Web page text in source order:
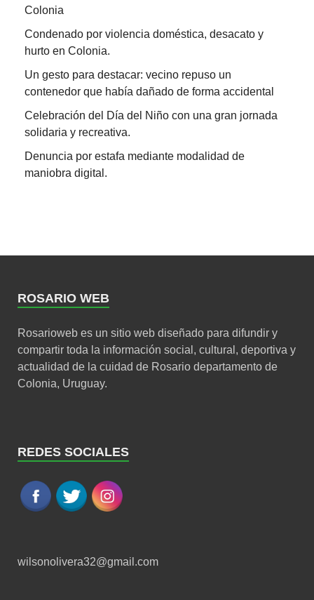
Colonia
Condenado por violencia doméstica, desacato y
hurto en Colonia.
Un gesto para destacar: vecino repuso un
contenedor que había dañado de forma accidental
Celebración del Día del Niño con una gran jornada
solidaria y recreativa.
Denuncia por estafa mediante modalidad de
maniobra digital.
ROSARIO WEB
Rosarioweb es un sitio web diseñado para difundir y
compartir toda la información social, cultural, deportiva y
actualidad de la cuidad de Rosario departamento de
Colonia, Uruguay.
REDES SOCIALES
wilsonolivera32@gmail.com